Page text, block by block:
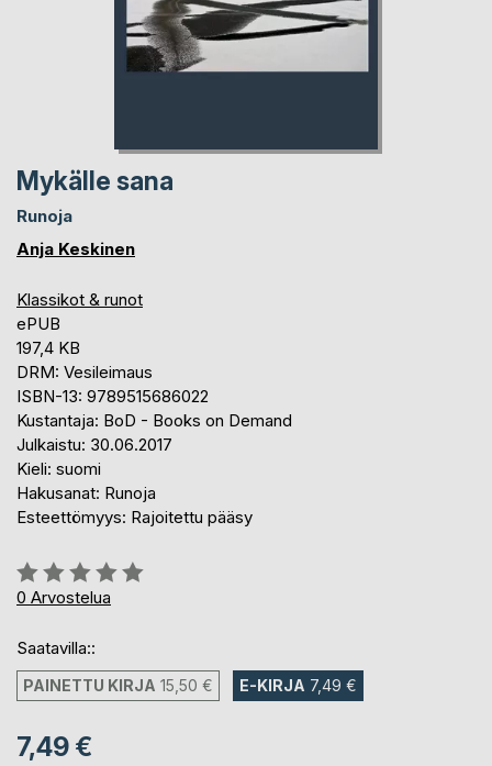
Mykälle sana
Runoja
Anja Keskinen
Klassikot & runot
ePUB
197,4 KB
DRM: Vesileimaus
ISBN-13: 9789515686022
Kustantaja: BoD - Books on Demand
Julkaistu: 30.06.2017
Kieli: suomi
Hakusanat: Runoja
Esteettömyys: Rajoitettu pääsy
Arvostelu::
0%
0 Arvostelua
Saatavilla::
PAINETTU KIRJA 15,50 € E-KIRJA 7,49 €
7,49 €